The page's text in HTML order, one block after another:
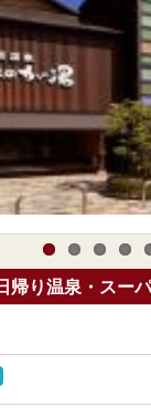
帰り温泉・スー